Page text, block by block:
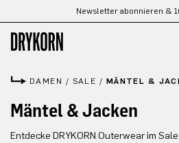
Zum Hauptinhalt springenNewsletter abonnieren &
DAMEN / SALE / MÄNTEL &
Mäntel & Jacken
Entdecke DRYKORN Outerwear im